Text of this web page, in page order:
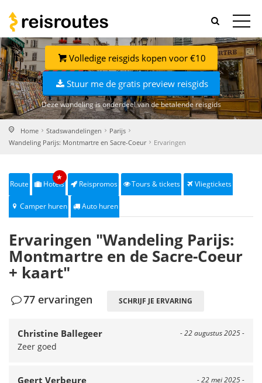
Volledige reisgids kopen voor €10
Stuur me de gratis preview reisgids
Deze wandeling is onderdeel van de betalende reisgids
Home Stadswandelingen
Parijs
Wandeling Parijs: Montmartre en Sacre-Coeur
Ervaringen
Route Hotels
★
Reispromos Tours & tickets Vliegtickets
Camper huren Auto huren
Ervaringen "Wandeling Parijs:
Montmartre en de Sacre-Coeur
+ kaart"
77 ervaringen SCHRIJF JE ERVARING
- 22 augustus 2025 -
Christine Ballegeer
Zeer goed
- 22 mei 2025 -
Geert Verbeure